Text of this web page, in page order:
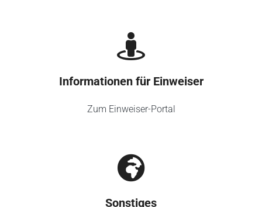
Informationen für Einweiser
Zum Einweiser-Portal
Sonstiges